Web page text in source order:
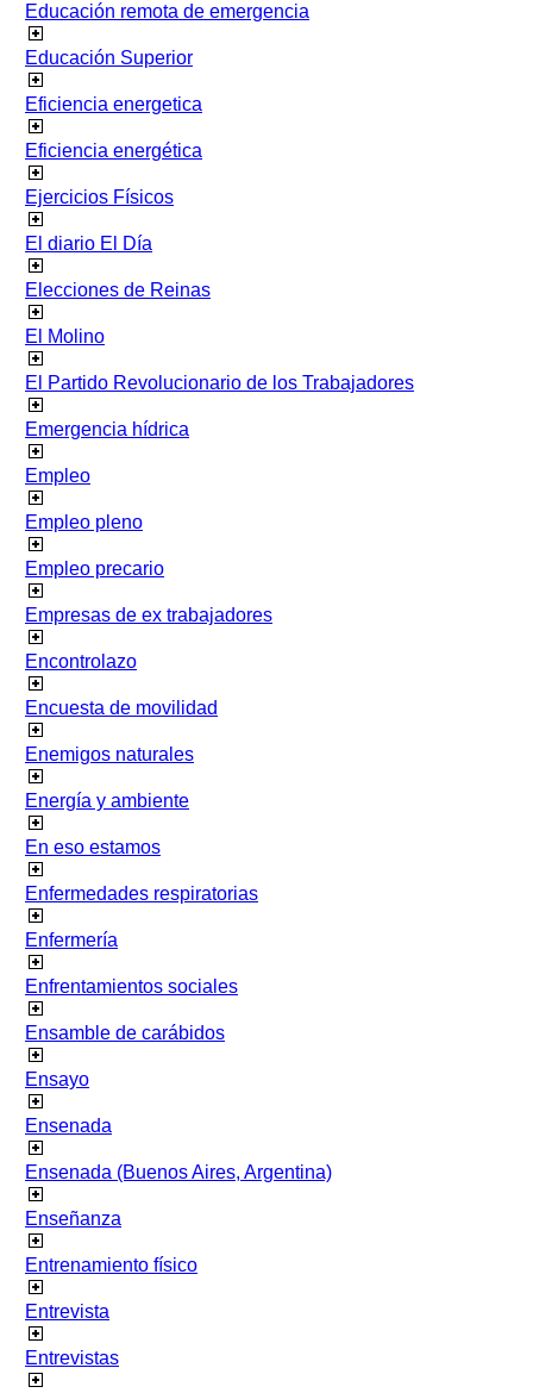
Educación remota de emergencia
Educación Superior
Eficiencia energetica
Eficiencia energética
Ejercicios Físicos
El diario El Día
Elecciones de Reinas
El Molino
El Partido Revolucionario de los Trabajadores
Emergencia hídrica
Empleo
Empleo pleno
Empleo precario
Empresas de ex trabajadores
Encontrolazo
Encuesta de movilidad
Enemigos naturales
Energía y ambiente
En eso estamos
Enfermedades respiratorias
Enfermería
Enfrentamientos sociales
Ensamble de carábidos
Ensayo
Ensenada
Ensenada (Buenos Aires, Argentina)
Enseñanza
Entrenamiento físico
Entrevista
Entrevistas